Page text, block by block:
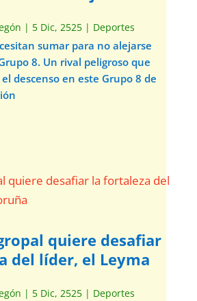
| 5 Dic, 2525| Deportes
sumar para no alejarse
8. Un rival peligroso que
descenso en este Grupo 8 de
quiere desafiar
del líder, el Leyma
| 5 Dic, 2525| Deportes